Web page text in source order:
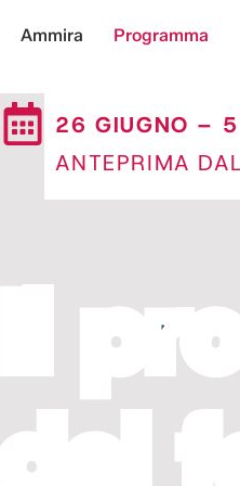
Ammira Programma
26 GIUGNO –
ANTEPRIMA
Il
del